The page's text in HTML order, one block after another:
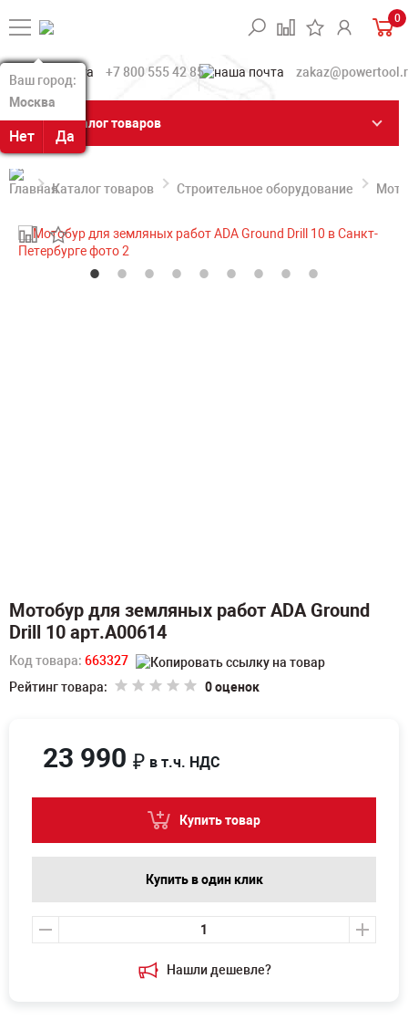
Ваш город:
Москва
Нет Да
Ваш город:
Москва
Нет Да
0
+7 800 555 42 85
Каталог товаров
Каталог товаров Строительное оборудование
Мотобур для земляных работ ADA Ground
Drill 10 арт.А00614
Код товара: 663327
Рейтинг товара:
0 оценок
Нашли дешевле?
23 990 ₽ в т.ч. НДС
Купить товар
Купить в один клик